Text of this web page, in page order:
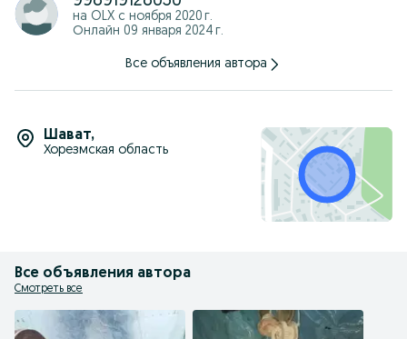
на OLX с ноября 2020 г.
Онлайн 09 января 2024 г.
Все объявления автора
Шават,
Хорезмская область
Все объявления автора
Смотреть все